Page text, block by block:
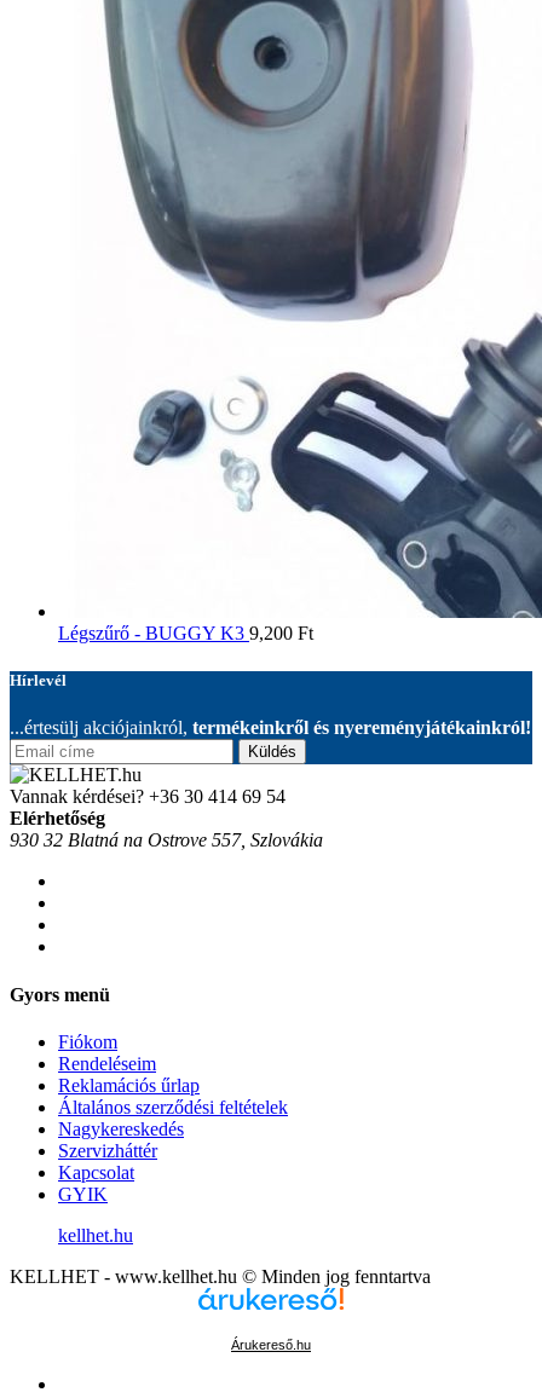
Légszűrő - BUGGY K3 9,200 Ft
Hírlevél
...értesülj akciójainkról, termékeinkről és nyereményjátékainkról!
Küldés
Vannak kérdései? +36 30 414 69 54
Elérhetőség
930 32 Blatná na Ostrove 557, Szlovákia
Gyors menü
Fiókom
Rendeléseim
Reklamációs űrlap
Általános szerződési feltételek
Nagykereskedés
Szervizháttér
Kapcsolat
GYIK
kellhet.hu
KELLHET - www.kellhet.hu © Minden jog fenntartva
Árukereső.hu